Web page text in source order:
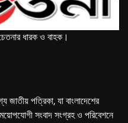
ধারক ও বাহক।
পত্রিকা, যা বাংলাদেশের
সংবাদ সংগ্রহ ও পরিবেশনে